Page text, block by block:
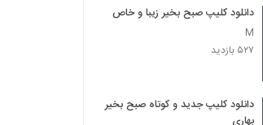
دانلود کلیپ صبح بخیر زیبا و خاص
M
۵۲۷ بازدید
دانلود کلیپ جدید و کوتاه صبح بخیر
بهاری